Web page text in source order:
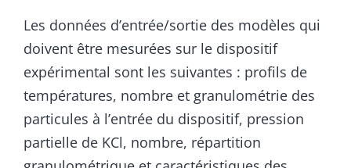
Les données d’entrée/sortie des modèles qui
doivent être mesurées sur le dispositif
expérimental sont les suivantes : profils de
températures, nombre et granulométrie des
particules à l’entrée du dispositif, pression
partielle de KCl, nombre, répartition